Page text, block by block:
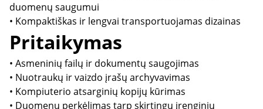
duomenų saugumui
• Kompaktiškas ir lengvai transportuojamas dizainas
Pritaikymas
• Asmeninių failų ir dokumentų saugojimas
• Nuotraukų ir vaizdo įrašų archyvavimas
• Kompiuterio atsarginių kopijų kūrimas
• Duomenų perkėlimas tarp skirtingų įrenginių